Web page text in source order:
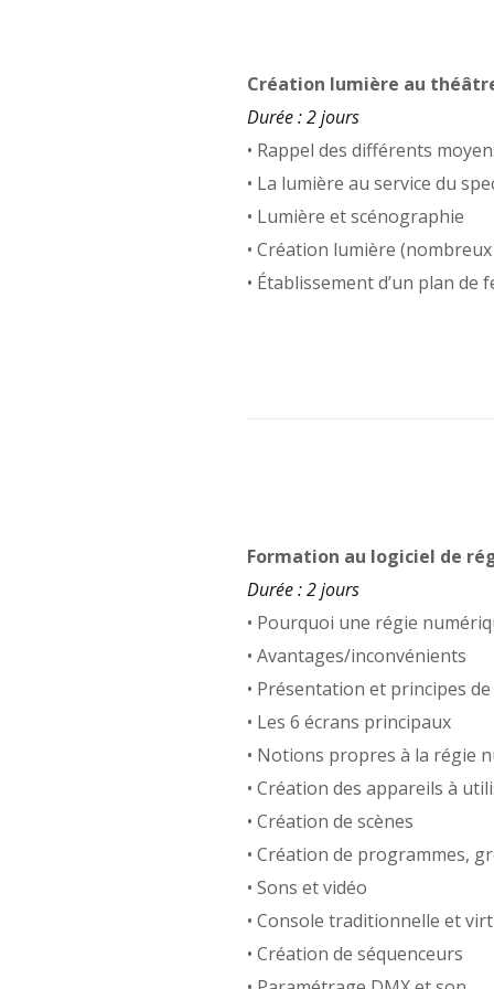
Création lumière au
Durée : 2 jours
• Rappel des différents
• La lumière au service du
• Lumière et scénographie
• Création lumière
• Établissement d’un plan de
Formation au logiciel de
Durée : 2 jours
• Pourquoi une régie
• Avantages/inconvénients
• Présentation et principes de
• Les 6 écrans principaux
• Notions propres à la régie
• Création des appareils à
• Création de scènes
• Création de programmes,
• Sons et vidéo
• Console traditionnelle et
• Création de séquenceurs